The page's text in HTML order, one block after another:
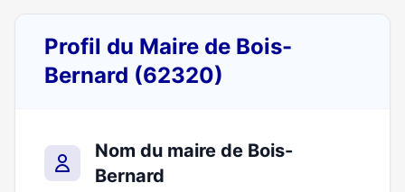
Profil du Maire de Bois-
Bernard (62320)
Nom du maire de Bois-
Bernard